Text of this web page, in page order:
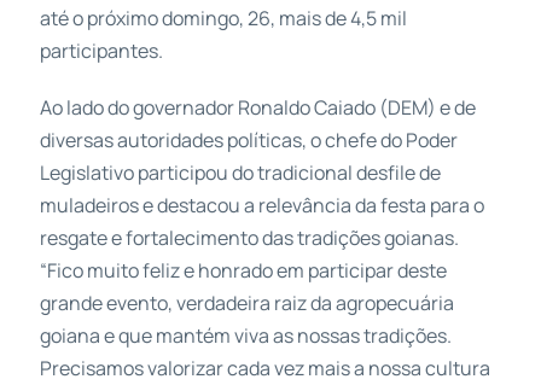
até o próximo domingo, 26, mais de 4,5 mil
participantes.
Ao lado do governador Ronaldo Caiado (DEM) e de
diversas autoridades políticas, o chefe do Poder
Legislativo participou do tradicional desfile de
muladeiros e destacou a relevância da festa para o
resgate e fortalecimento das tradições goianas.
“Fico muito feliz e honrado em participar deste
grande evento, verdadeira raiz da agropecuária
goiana e que mantém viva as nossas tradições.
Precisamos valorizar cada vez mais a nossa cultura